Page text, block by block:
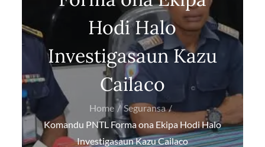
Hodi Halo
Investigasaun Kazu
Cailaco
Home
Seguransa
Komandu PNTL Forma ona Ekipa Hodi Halo
Investigasaun Kazu Cailaco